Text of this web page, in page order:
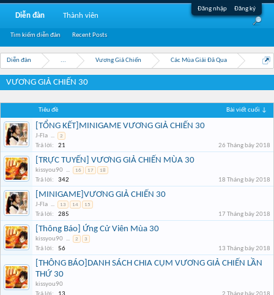
Đăng nhập Đăng ký
Diễn đàn ... Vương Giả Chiến Các Mùa Giải Đã Qua
VƯƠNG GIẢ CHIẾN 30
Tiêu đề Bài viết cuối ↓
[TỔNG KẾT]MINIGAME VƯƠNG GIẢ CHIẾN 30
J-Fla ... 2
Trả lời: 21 26 Tháng bảy 2018
[TRỰC TUYẾN] VƯƠNG GIẢ CHIẾN MÙA 30
kissyou90 ... 16 17 18
Trả lời: 342 18 Tháng bảy 2018
[MINIGAME]VƯƠNG GIẢ CHIẾN 30
J-Fla ... 13 14 15
Trả lời: 285 17 Tháng bảy 2018
[Thông Báo] Ứng Cử Viên Mùa 30
kissyou90 ... 2 3
Trả lời: 56 13 Tháng bảy 2018
[THÔNG BÁO]DANH SÁCH CHIA CỤM VƯƠNG GIẢ CHIẾN LẦN
THỨ 30
kissyou90
Diễn đàn
Tìm kiếm diễn đàn Recent Posts
Thành viên